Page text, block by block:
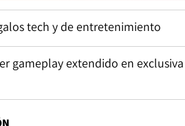
tech y de entretenimiento
gameplay extendido en exclusiva